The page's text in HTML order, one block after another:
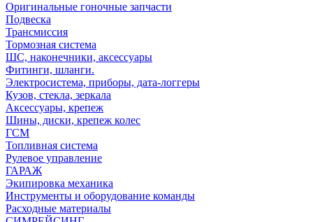
Оригинальные гоночные запчасти
Подвеска
Трансмиссия
Тормозная система
ШС, наконечники, аксессуары
Фитинги, шланги.
Электросистема, приборы, дата-логгеры
Кузов, стекла, зеркала
Аксессуары, крепеж
Шины, диски, крепеж колес
ГСМ
Топливная система
Рулевое управление
ГАРАЖ
Экипировка механика
Инструменты и оборудование команды
Расходные материалы